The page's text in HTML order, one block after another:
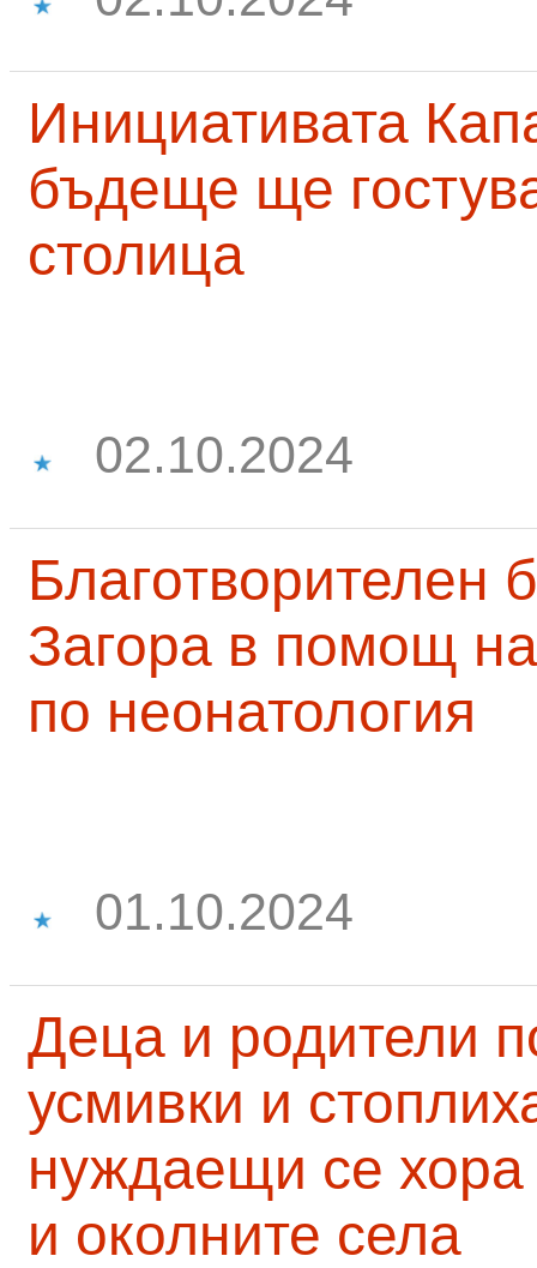
Инициативата
бъдеще ще
столица
02.10.2024
Благотворителен
Загора в помощ
по неонатология
01.10.2024
Деца и родители
усмивки и
нуждаещи се
и околните села